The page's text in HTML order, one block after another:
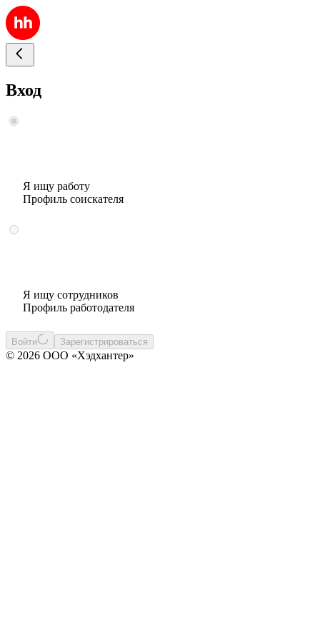
Вход
Я ищу работу
Профиль соискателя
Я ищу сотрудников
Профиль работодателя
Войти Зарегистрироваться
© 2026 ООО «Хэдхантер»